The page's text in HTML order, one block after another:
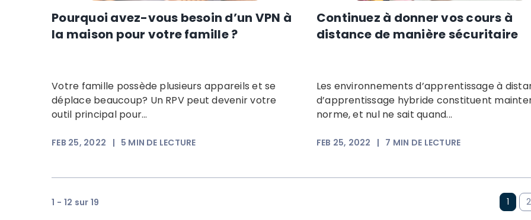
Pourquoi avez-vous besoin d’un VPN à
la maison pour votre famille ?
Votre famille possède plusieurs appareils et se
déplace beaucoup? Un RPV peut devenir votre
outil principal pour...
FEB 25, 2022 | 5 MIN DE LECTURE
Continuez à donner vos cours à
distance de manière sécuritaire
Les environnements d’apprentissage à
d’apprentissage hybride constituent
norme, et nul ne sait quand...
FEB 25, 2022 | 7 MIN DE LECTURE
1 - 12 sur 19 1 2